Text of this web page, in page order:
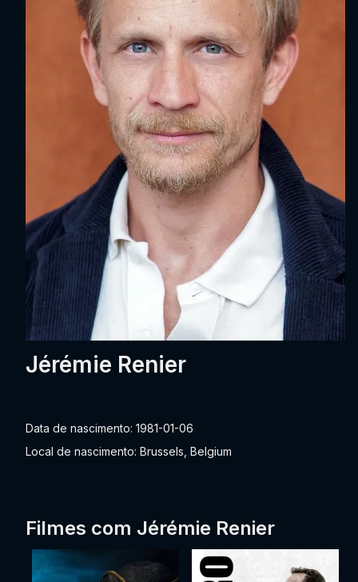
Jérémie Renier
Data de nascimento: 1981-01-06
Local de nascimento: Brussels, Belgium
Filmes com Jérémie Renier